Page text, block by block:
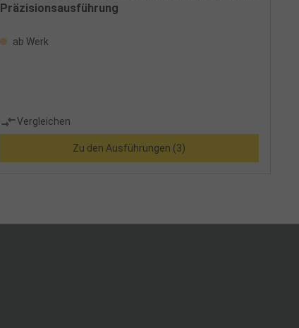
Präzisionsausführung
ab Werk
Vergleichen
Zu den Ausführungen (3)